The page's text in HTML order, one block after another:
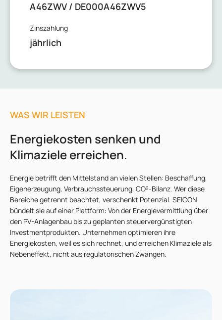
A46ZWV / DE000A46ZWV5
Zinszahlung
jährlich
WAS WIR LEISTEN
Energiekosten senken und
Klimaziele erreichen.
Energie betrifft den Mittelstand an vielen Stellen: Beschaffung,
Eigenerzeugung, Verbrauchssteuerung, CO²-Bilanz. Wer diese
Bereiche getrennt beachtet, verschenkt Potenzial. SEICON
bündelt sie auf einer Plattform: Von der Energievermittlung über
den PV-Anlagenbau bis zu geplanten steuervergünstigten
Investmentprodukten. Unternehmen optimieren ihre
Energiekosten, weil es sich rechnet, und erreichen Klimaziele als
Nebeneffekt, nicht aus regulatorischen Zwängen.